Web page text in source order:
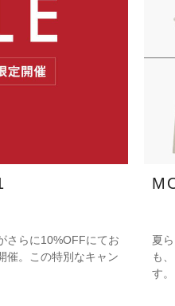
さらに10%OFFにてお
催。この特別なキャン
夏
も
す。